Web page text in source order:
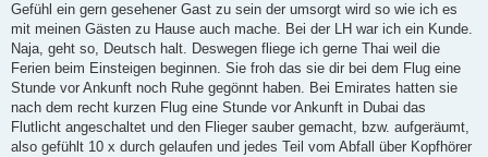
Gefühl ein gern gesehener Gast zu sein der umsorgt wird so wie ich es
mit meinen Gästen zu Hause auch mache. Bei der LH war ich ein Kunde.
Naja, geht so, Deutsch halt. Deswegen fliege ich gerne Thai weil die
Ferien beim Einsteigen beginnen. Sie froh das sie dir bei dem Flug eine
Stunde vor Ankunft noch Ruhe gegönnt haben. Bei Emirates hatten sie
nach dem recht kurzen Flug eine Stunde vor Ankunft in Dubai das
Flutlicht angeschaltet und den Flieger sauber gemacht, bzw. aufgeräumt,
also gefühlt 10 x durch gelaufen und jedes Teil vom Abfall über Kopfhörer